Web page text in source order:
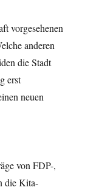
vorgesehenen
anderen
die Stadt
erst
neuen
von FDP-,
die Kita-